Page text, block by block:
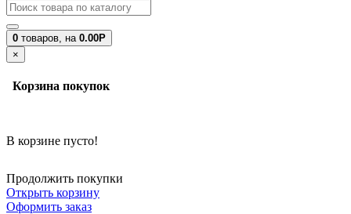
0 товаров, на 0.00Р
×
Корзина покупок
В корзине пусто!
Продолжить покупки
Открыть корзину
Оформить заказ